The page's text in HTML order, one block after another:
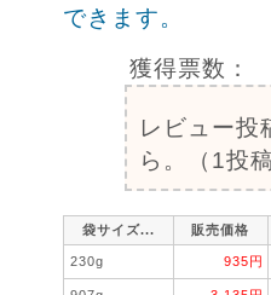
できます。
獲得票数：
レビュー投
ら。（1投
袋サイズ... 販売価格
230g 935円